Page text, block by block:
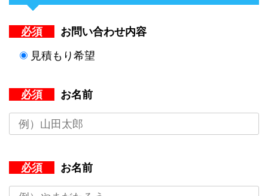
必須
お問い合わせ内容
見積もり希望
必須 お名前
必須 お名前